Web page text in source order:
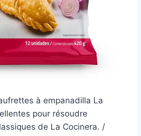
à empanadilla La
pour résoudre
de La Cocinera. /